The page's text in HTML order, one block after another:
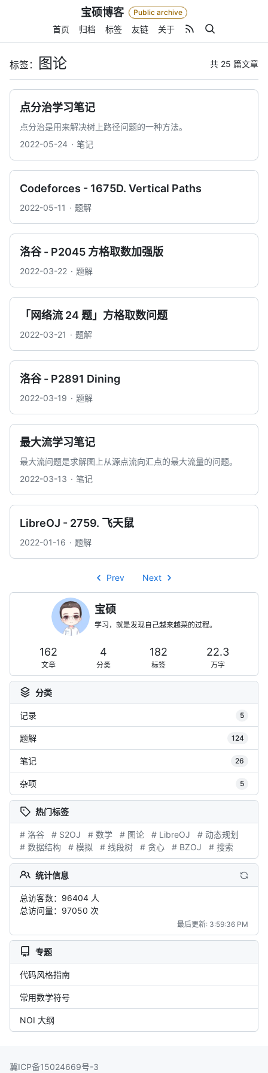
宝硕博客 Public archive
首页 归档 标签 友链 关于
标签： 图论 共 25 篇文章
点分治学习笔记
点分治是用来解决树上路径问题的一种方法。
2022-05-24
笔记
Codeforces - 1675D. Vertical Paths
2022-05-11 题解
洛谷 - P2045 方格取数加强版
2022-03-22 题解
「网络流 24 题」方格取数问题
2022-03-21 题解
洛谷 - P2891 Dining
2022-03-19 题解
最大流学习笔记
最大流问题是求解图上从源点流向汇点的最大流量的问题。
2022-03-13
笔记
LibreOJ - 2759. 飞天鼠
2022-01-16 题解
Prev Next
宝硕
学习，就是发现自己越来越菜的过程。
162
文章
4
分类
182
标签
22.3
万字
分类
记录 5
题解 124
笔记 26
杂项 5
热门标签
# 洛谷 # S2OJ # 数学 # 图论 # LibreOJ
# 动态规划
# 数据结构
# 模拟 # 线段树 # 贪心 # BZOJ # 搜索
统计信息
总访客数：96404 人
总访问量：97050 次
最后更新: 3:59:36 PM
专题
代码风格指南
常用数学符号
NOI 大纲
冀ICP备15024669号-3